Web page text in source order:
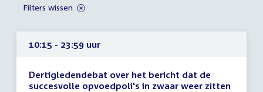
10:15 - 23:59 uur
Dertigledendebat over het bericht dat de
succesvolle opvoedpoli's in zwaar weer zitten
Filters wissen